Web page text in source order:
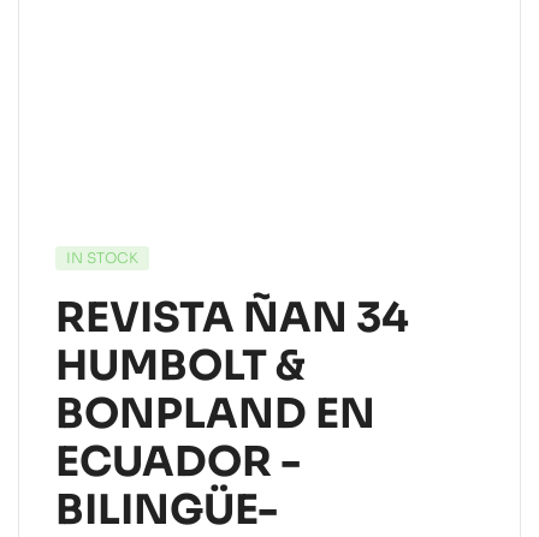
IN STOCK
REVISTA ÑAN 34
HUMBOLT &
BONPLAND EN
ECUADOR -
BILINGÜE-